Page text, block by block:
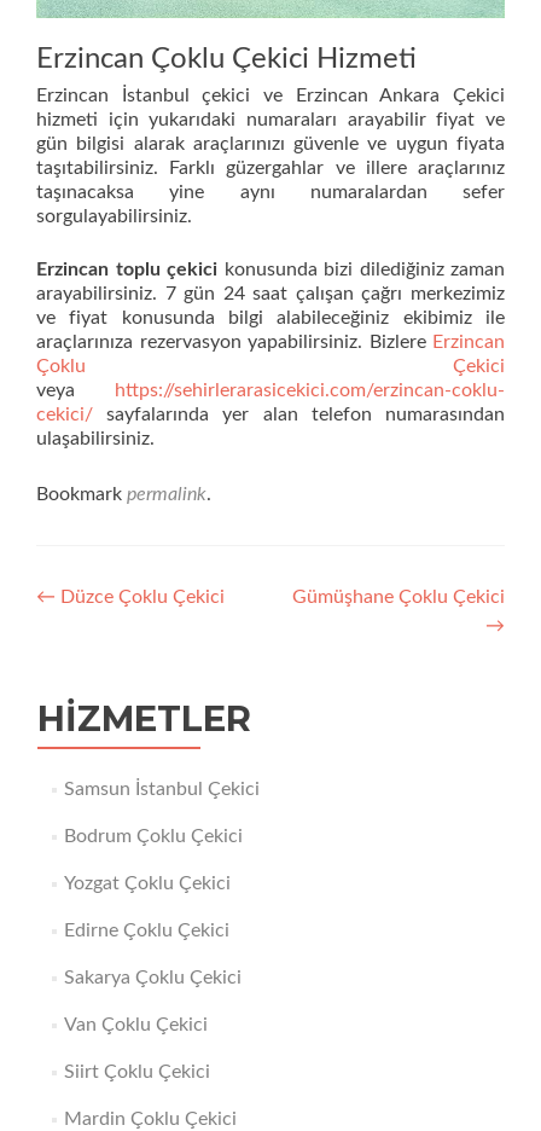
Erzincan Çoklu Çekici Hizmeti
Erzincan İstanbul çekici ve Erzincan Ankara Çekici
hizmeti için yukarıdaki numaraları arayabilir fiyat ve
gün bilgisi alarak araçlarınızı güvenle ve uygun fiyata
taşıtabilirsiniz. Farklı güzergahlar ve illere araçlarınız
taşınacaksa yine aynı numaralardan sefer
sorgulayabilirsiniz.
Erzincan toplu çekici konusunda bizi dilediğiniz zaman
arayabilirsiniz. 7 gün 24 saat çalışan çağrı merkezimiz
ve fiyat konusunda bilgi alabileceğiniz ekibimiz ile
araçlarınıza rezervasyon yapabilirsiniz. Bizlere Erzincan
Çoklu Çekici
veya
https://sehirlerarasicekici.com/erzincan-coklu-
cekici/ sayfalarında yer alan telefon numarasından
ulaşabilirsiniz.
Bookmark permalink.
Yazı
← Düzce Çoklu Çekici
Gümüşhane Çoklu Çekici
→
HIZMETLER
Samsun İstanbul Çekici
Bodrum Çoklu Çekici
Yozgat Çoklu Çekici
Edirne Çoklu Çekici
Sakarya Çoklu Çekici
Van Çoklu Çekici
Siirt Çoklu Çekici
Mardin Çoklu Çekici